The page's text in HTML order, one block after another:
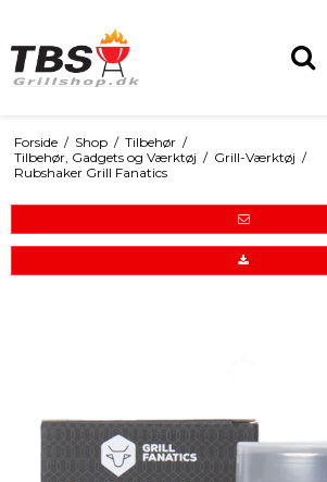
Forside / Shop / Tilbehør /
Tilbehør, Gadgets og Værktøj / Grill-Værktøj /
Rubshaker Grill Fanatics